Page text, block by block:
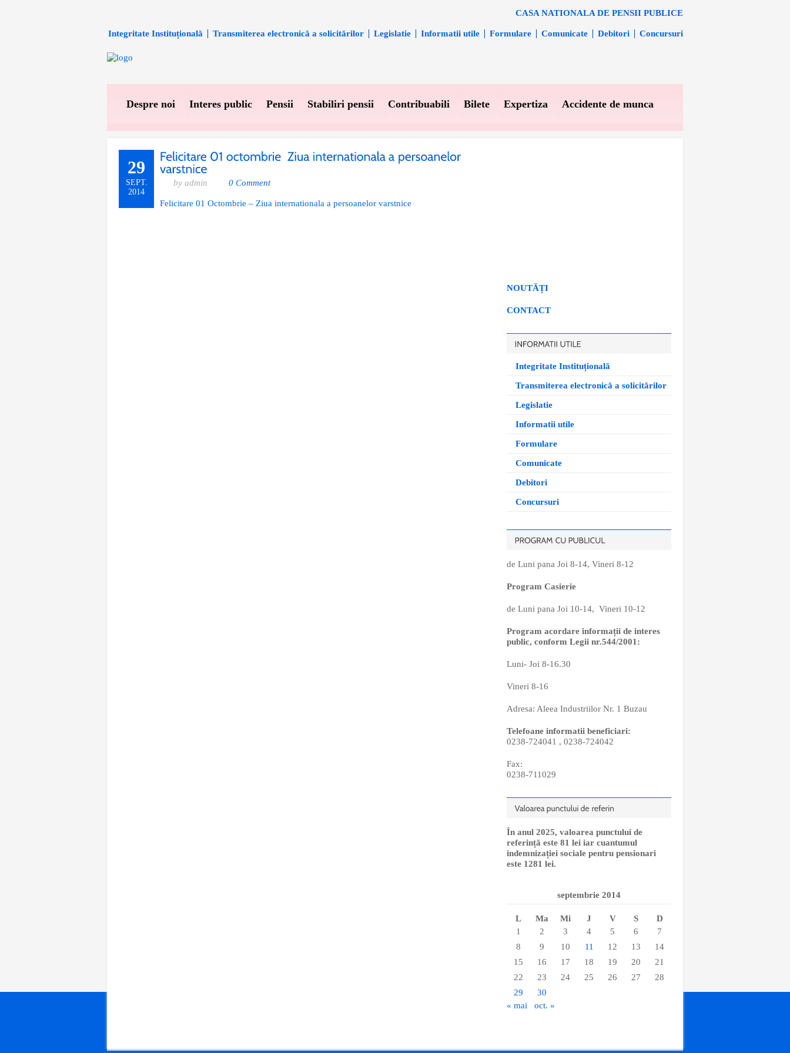
CASA NATIONALA DE PENSII PUBLICE
Integritate Instituțională Transmiterea electronică a solicitărilor Legislatie Informatii utile Formulare Comunicate Debitori Concursuri
Despre noi Interes public Pensii Stabiliri pensii Contribuabili Bilete Expertiza Accidente de munca
29
SEPT.
2014
by admin 0 Comment
Felicitare 01 Octombrie – Ziua internationala a persoanelor varstnice
NOUTĂȚI
CONTACT
Integritate Instituțională
Transmiterea electronică a solicitărilor
Legislatie
Informatii utile
Formulare
Comunicate
Debitori
Concursuri
de Luni pana Joi 8-14, Vineri 8-12
Program Casierie
de Luni pana Joi 10-14, Vineri 10-12
Program acordare informații de interes
public, conform Legii nr.544/2001:
Luni- Joi 8-16.30
Vineri 8-16
Adresa: Aleea Industriilor Nr. 1 Buzau
Telefoane informatii beneficiari:
0238-724041 , 0238-724042
Fax:
0238-711029
În anul 2025, valoarea punctului de
referință este 81 lei iar cuantumul
indemnizației sociale pentru pensionari
este 1281 lei.
septembrie 2014
L Ma Mi J V S
D
1
2 3 4 5 6
7
8
9 10 11 12 13
14
15
16 17 18 19 20
21
22
23 24 25 26 27
28
29
30
« mai
oct. »